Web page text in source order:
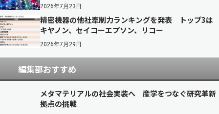
2026年7月23日
精密機器の他社牽制力ランキングを発表 トップ3は
キヤノン、セイコーエプソン、リコー
2026年7月29日
編集部おすすめ
メタマテリアルの社会実装へ 産学をつなぐ研究革新
拠点の挑戦